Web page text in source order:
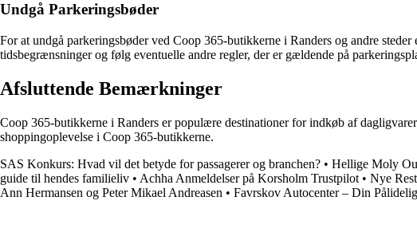
Undgå Parkeringsbøder
For at undgå parkeringsbøder ved Coop 365-butikkerne i Randers og andre
tidsbegrænsninger og følg eventuelle andre regler, der er gældende på
Afsluttende Bemærkninger
Coop 365-butikkerne i Randers er populære destinationer for indkøb af
shoppingoplevelse i Coop 365-butikkerne.
SAS Konkurs: Hvad vil det betyde for passagerer og branchen? • Hellige Moly
guide til hendes familieliv • Achha Anmeldelser på Korsholm Trustpilot • Nye
Ann Hermansen og Peter Mikael Andreasen • Favrskov Autocenter – Din